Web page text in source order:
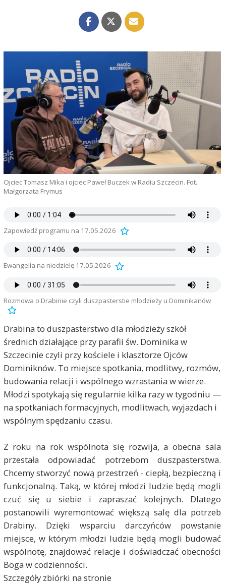
Ojciec Tomasz Mika i ojciec Paweł Buczek w Radiu Szczecin. Fot.
Małgorzata Frymus
Zapowiedź programu na 17.05.2026
Ewangelia na niedzielę 17.05.2026
Rozmowa o Drabinie czyli duszpasterstie młodzieży u Dominikanów
Drabina to duszpasterstwo dla młodzieży szkół
średnich działające przy parafii św. Dominika w
Szczecinie czyli przy kościele i klasztorze Ojców
Dominiknów. To miejsce spotkania, modlitwy, rozmów,
budowania relacji i wspólnego wzrastania w wierze.
Młodzi spotykają się regularnie kilka razy w tygodniu —
na spotkaniach formacyjnych, modlitwach, wyjazdach i
wspólnym spędzaniu czasu.
Z roku na rok wspólnota się rozwija, a obecna sala
przestała odpowiadać potrzebom duszpasterstwa.
Chcemy stworzyć nową przestrzeń - ciepłą, bezpieczną i
funkcjonalną. Taką, w której młodzi ludzie będą mogli
czuć się u siebie i zapraszać kolejnych. Dlatego
postanowili wyremontować większą salę dla potrzeb
Drabiny. Dzięki wsparciu darczyńców powstanie
miejsce, w którym młodzi ludzie będą mogli budować
wspólnotę, znajdować relacje i doświadczać obecności
Boga w codzienności.
Szczegóły zbiórki na stronie